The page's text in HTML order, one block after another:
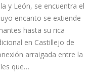
y León, se encuentra el
encanto se extiende
hasta su rica
en Castillejo de
arraigada entre la
que…